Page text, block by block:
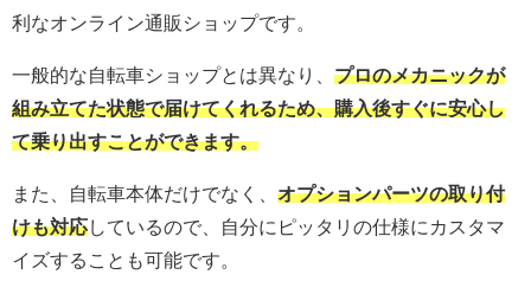
利なオンライン通販ショップです。
一般的な自転車ショップとは異なり、 プロのメカニックが
組み立てた状態で届けてくれるため、購入後すぐに安心し
て乗り出すことができます。
また、自転車本体だけでなく、 オプションパーツの取り付
けも対応しているので、自分にピッタリの仕様にカスタマ
イズすることも可能です。